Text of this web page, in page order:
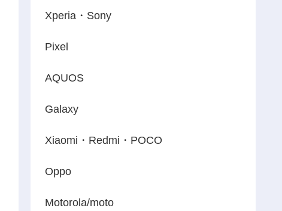
Xperia・Sony
Pixel
AQUOS
Galaxy
Xiaomi・Redmi・POCO
Oppo
Motorola/moto